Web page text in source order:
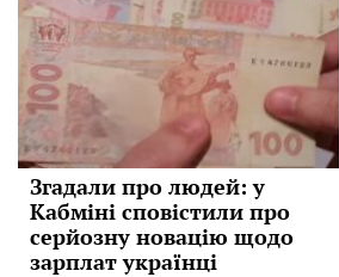
Згадали про людей: у
Кабміні сповістили про
серйозну новацію щодо
зарплат українці